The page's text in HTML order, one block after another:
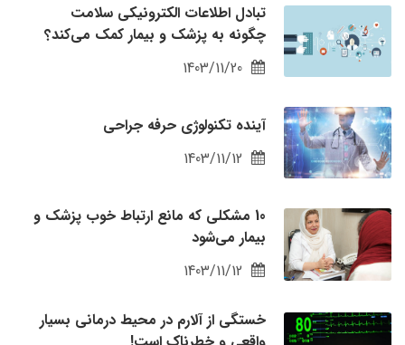
تبادل اطلاعات الکترونیکی سلامت
چگونه به پزشک و بیمار کمک می‌کند؟
1403/11/20
آینده تکنولوژی حرفه جراحی
10 مشکلی که مانع ارتباط خوب پزشک و
بیمار می‌شود
خستگی از آلارم در محیط درمانی بسیار